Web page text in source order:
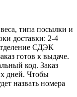
типа посылки и
доставки: 2-4
СДЭК
готов к выдаче.
код. Заказ
дней. Чтобы
назвать номера